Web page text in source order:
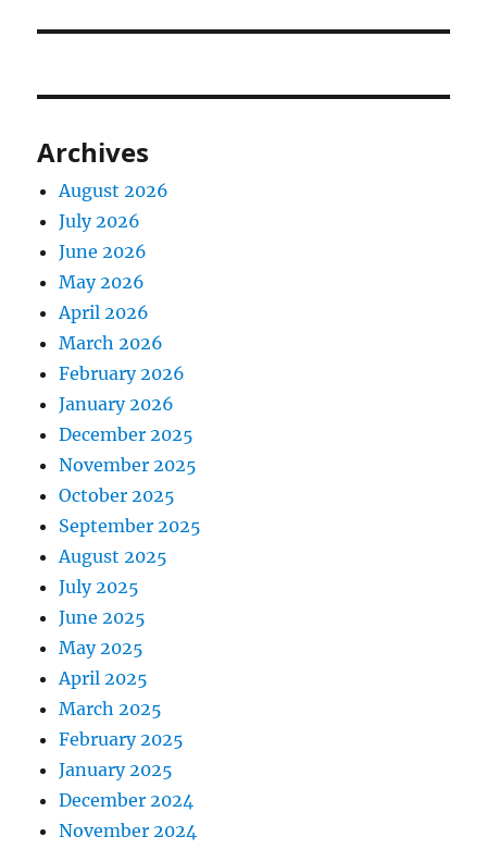
Archives
August 2026
July 2026
June 2026
May 2026
April 2026
March 2026
February 2026
January 2026
December 2025
November 2025
October 2025
September 2025
August 2025
July 2025
June 2025
May 2025
April 2025
March 2025
February 2025
January 2025
December 2024
November 2024